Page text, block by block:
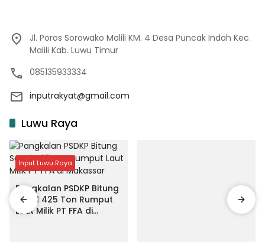
Jl. Poros Sorowako Malili KM. 4 Desa Puncak Indah Kec.
Malili Kab. Luwu Timur
085135933334
inputrakyat@gmail.com
Luwu Raya
Input Luwu Raya
Pangkalan PSDKP Bitung
Segel 425 Ton Rumput
Laut Milik PT FFA di